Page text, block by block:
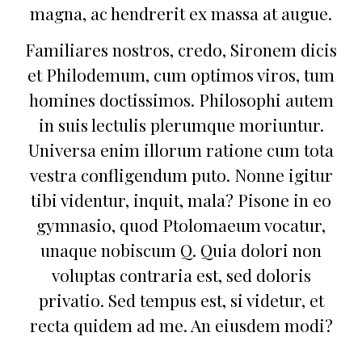
magna, ac hendrerit ex massa at augue.
Familiares nostros, credo, Sironem dicis
et Philodemum, cum optimos viros, tum
homines doctissimos. Philosophi autem
in suis lectulis plerumque moriuntur.
Universa enim illorum ratione cum tota
vestra confligendum puto. Nonne igitur
tibi videntur, inquit, mala? Pisone in eo
gymnasio, quod Ptolomaeum vocatur,
unaque nobiscum Q. Quia dolori non
voluptas contraria est, sed doloris
privatio. Sed tempus est, si videtur, et
recta quidem ad me. An eiusdem modi?